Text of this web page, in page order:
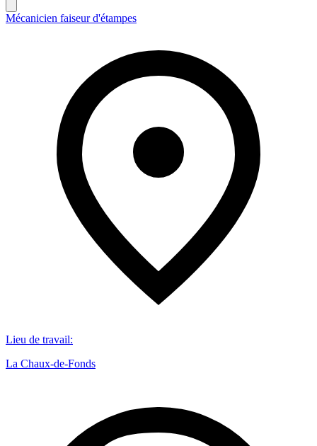
Mécanicien faiseur d'étampes
Lieu de travail:
La Chaux-de-Fonds